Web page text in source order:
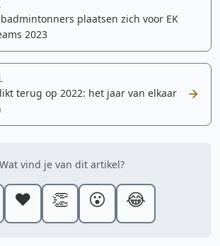
plaatsen zich voor EK
2023
terug op 2022: het jaar van elkaar
Wat vind je van dit artikel?
❤️ 👏 😮 😂